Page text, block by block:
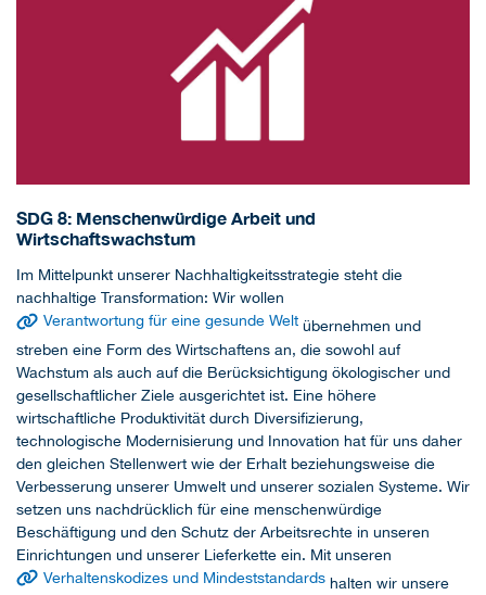
SDG 8: Menschenwürdige Arbeit und
Wirtschaftswachstum
Im Mittelpunkt unserer Nachhaltigkeitsstrategie steht die
nachhaltige Transformation: Wir wollen
Verantwortung für eine gesunde Welt übernehmen und
streben eine Form des Wirtschaftens an, die sowohl auf
Wachstum als auch auf die Berücksichtigung ökologischer und
gesellschaftlicher Ziele ausgerichtet ist. Eine höhere
wirtschaftliche Produktivität durch Diversifizierung,
technologische Modernisierung und Innovation hat für uns daher
den gleichen Stellenwert wie der Erhalt beziehungsweise die
Verbesserung unserer Umwelt und unserer sozialen Systeme. Wir
setzen uns nachdrücklich für eine menschenwürdige
Beschäftigung und den Schutz der Arbeitsrechte in unseren
Einrichtungen und unserer Lieferkette ein. Mit unseren
Verhaltenskodizes und Mindeststandards halten wir unsere